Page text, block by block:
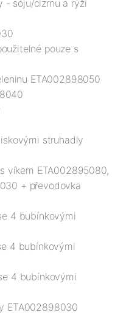
- sóju/cizrnu a rýži
pouze s
ETA002898050
struhadly
víkem ETA002895080,
+ převodovka
4 bubínkovými
4 bubínkovými
4 bubínkovými
ETA002898030